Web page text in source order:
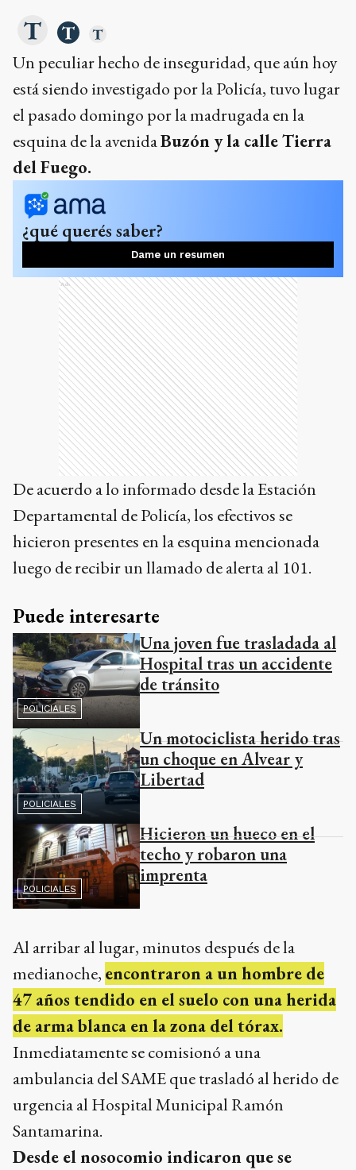
Un peculiar hecho de inseguridad, que aún hoy
está siendo investigado por la Policía, tuvo lugar
el pasado domingo por la madrugada en la
esquina de la avenidaBuzón y la calle Tierra
del Fuego.
¿qué querés saber?
Dame un resumen
Ads
De acuerdo a lo informado desde la Estación
Departamental de Policía, los efectivos se
hicieron presentes en la esquina mencionada
luego de recibir un llamado de alerta al 101.
Puede interesarte
POLICIALES
Una joven fue trasladada al
Hospital tras un accidente
de tránsito
POLICIALES
Un motociclista herido tras
un choque en Alvear y
Libertad
POLICIALES
Hicieron un hueco en el
techo y robaron una
imprenta
Al arribar al lugar, minutos después de la
medianoche, encontraron a un hombre de
47 años tendido en el suelo con una herida
de arma blanca en la zona del tórax.
Inmediatamente se comisionó a una
ambulancia del SAME que trasladó al herido de
urgencia al Hospital Municipal Ramón
Santamarina.
Desde el nosocomio indicaron que se